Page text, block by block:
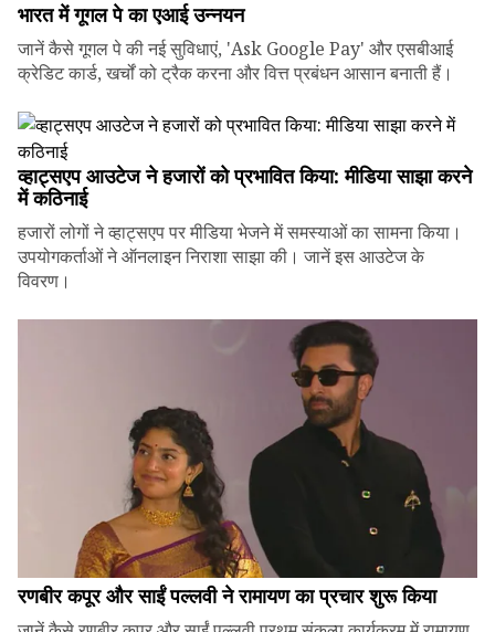
भारत में गूगल पे का एआई उन्नयन
जानें कैसे गूगल पे की नई सुविधाएं, 'Ask Google Pay' और एसबीआई
क्रेडिट कार्ड, खर्चों को ट्रैक करना और वित्त प्रबंधन आसान बनाती हैं।
व्हाट्सएप आउटेज ने हजारों को प्रभावित किया: मीडिया साझा करने
में कठिनाई
हजारों लोगों ने व्हाट्सएप पर मीडिया भेजने में समस्याओं का सामना किया।
उपयोगकर्ताओं ने ऑनलाइन निराशा साझा की। जानें इस आउटेज के
विवरण।
रणबीर कपूर और साईं पल्लवी ने रामायण का प्रचार शुरू किया